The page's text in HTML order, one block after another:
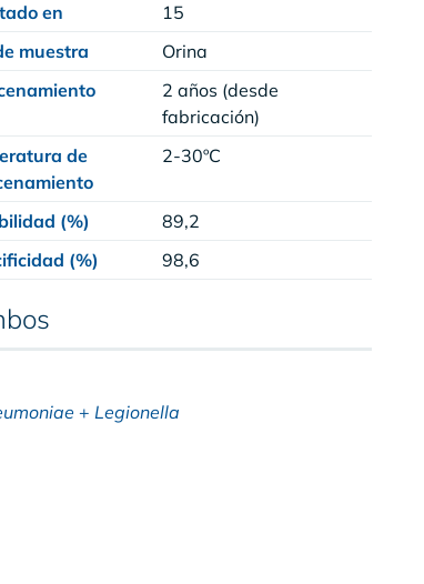
en
15
muestra
Orina
2 años (desde
fabricación)
de
2-30ºC
(%)
89,2
(%)
98,6
+Legionella